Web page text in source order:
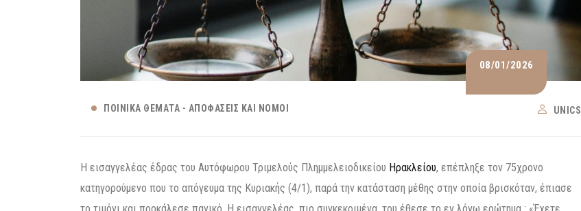
08/01/2026
ΠΟΙΝΙΚΆ ΘΈΜΑΤΑ - ΑΠΟΦΆΣΕΙΣ ΚΑΙ ΝΌΜΟΙ UNICS
Η εισαγγελέας έδρας του Αυτόφωρου Τριμελούς Πλημμελειοδικείου Ηρακλείου, επέπληξε τον 75χρονο
κατηγορούμενο που το απόγευμα της Κυριακής (4/1), παρά την κατάσταση μέθης στην οποία βρισκόταν, έπιασε